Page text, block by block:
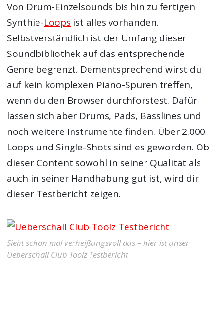
Von Drum-Einzelsounds bis hin zu fertigen
Synthie-Loops ist alles vorhanden.
Selbstverständlich ist der Umfang dieser
Soundbibliothek auf das entsprechende
Genre begrenzt. Dementsprechend wirst du
auf kein komplexen Piano-Spuren treffen,
wenn du den Browser durchforstest. Dafür
lassen sich aber Drums, Pads, Basslines und
noch weitere Instrumente finden. Über 2.000
Loops und Single-Shots sind es geworden. Ob
dieser Content sowohl in seiner Qualität als
auch in seiner Handhabung gut ist, wird dir
dieser Testbericht zeigen.
Sieht schon mal verheißungsvoll aus – hier ist unser
Ueberschall Club Toolz Testbericht